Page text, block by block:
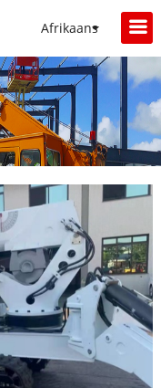
Afrikaans